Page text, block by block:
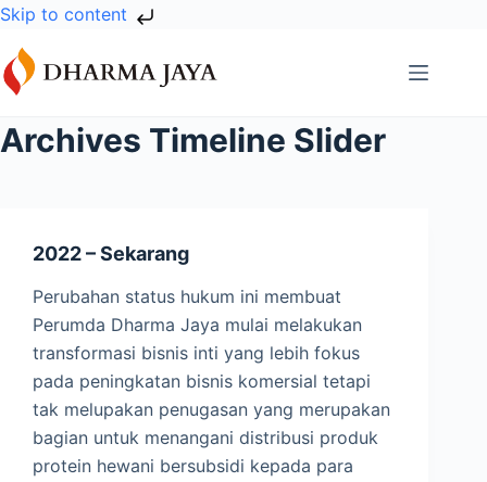
Skip to content
Skip
to
content
Archives Timeline Slider
2022 – Sekarang
Perubahan status hukum ini membuat
Perumda Dharma Jaya mulai melakukan
transformasi bisnis inti yang lebih fokus
pada peningkatan bisnis komersial tetapi
tak melupakan penugasan yang merupakan
bagian untuk menangani distribusi produk
protein hewani bersubsidi kepada para